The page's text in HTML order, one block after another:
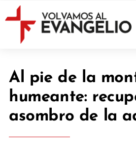
Al pie de la
humeante:
asombro de la